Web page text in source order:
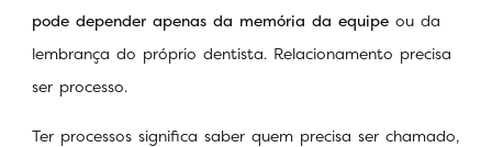
pode depender apenas da memória da equipe ou da
lembrança do próprio dentista. Relacionamento precisa
ser processo.
Ter processos significa saber quem precisa ser chamado,